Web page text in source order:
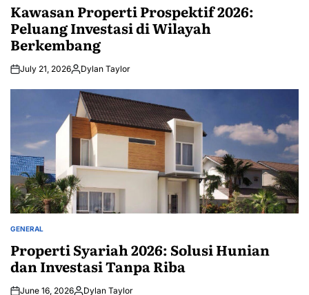
Kawasan Properti Prospektif 2026:
Peluang Investasi di Wilayah
Berkembang
July 21, 2026Posted
Dylan Taylor
POSTED
GENERAL
Properti Syariah 2026: Solusi Hunian
dan Investasi Tanpa Riba
June 16, 2026 Dylan Taylor